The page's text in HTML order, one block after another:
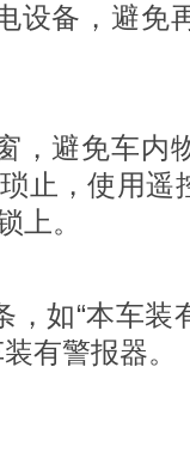
设备，避免
，避免车内
止，使用遥
上。
，如“本车装
有警报器。